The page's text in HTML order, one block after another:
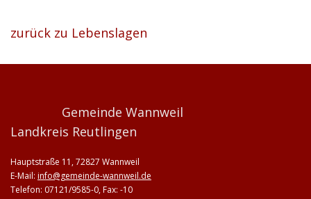
zurück zu Lebenslagen
Gemeinde Wannweil
Landkreis Reutlingen
Hauptstraße 11, 72827 Wannweil
E-Mail: info@gemeinde-wannweil.de
Telefon: 07121/9585-0, Fax: -10